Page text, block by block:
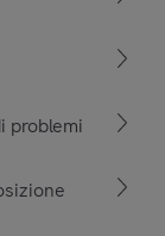
problemi